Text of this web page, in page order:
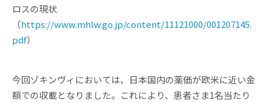
ロスの現状
（https://www.mhlw.go.jp/content/11121000/001207145.
pdf）
今回ゾキンヴィにおいては、日本国内の薬価が欧米に近い金
額での収載となりました。これにより、患者さま1名当たり